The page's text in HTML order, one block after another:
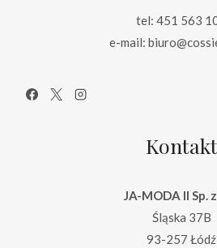
tel: 451 563
e-mail:
Kontakt
JA-MODA II Sp.
Śląska 37B
93-257 Łódź